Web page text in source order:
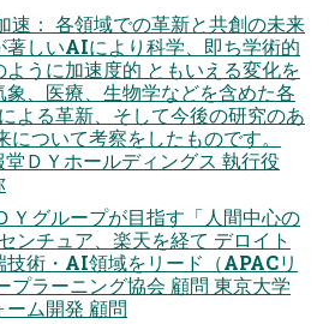
速： 各領域での革新と共創の未来
著しいAIにより科学、即ち学術的
うに加速度的 ともいえる変化を
象、医療、生物学などを含めた各
よる革新、そして今後の研究のあ
ついて考察をしたものです。
ＤＹホールディングス 執行役
Ｙグループが目指す「人間中心の
ンチュア、楽天を経て デロイト
技術・AI領域をリード（APACリ
プラーニング協会 顧問 東京大学
ム開発 顧問